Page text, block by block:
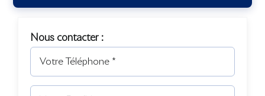
Nous contacter :